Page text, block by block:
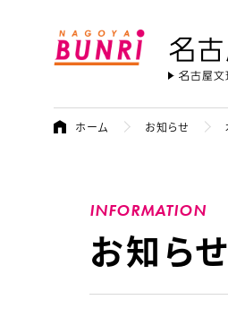
名古屋文
ホーム お知らせ
INFORMATION
お知らせ